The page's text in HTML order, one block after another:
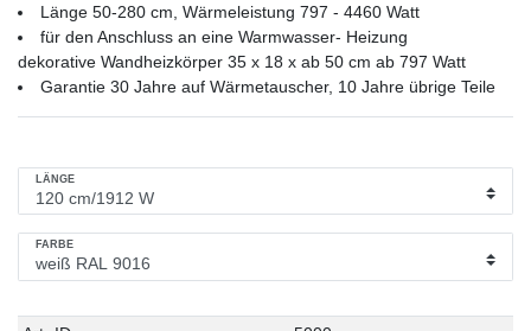
Länge 50-280 cm, Wärmeleistung 797 - 4460 Watt
für den Anschluss an eine Warmwasser- Heizung
dekorative Wandheizkörper 35 x 18 x ab 50 cm ab 797 Watt
Garantie 30 Jahre auf Wärmetauscher, 10 Jahre übrige Teile
LÄNGE
FARBE